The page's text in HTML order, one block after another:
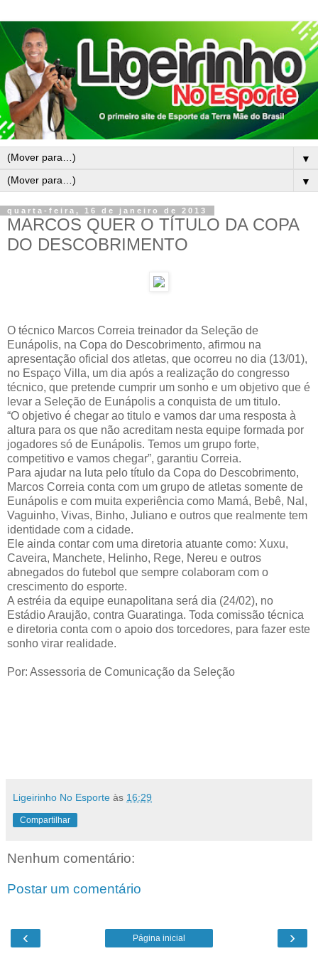
▼
▼
quarta-feira, 16 de janeiro de 2013
MARCOS QUER O TÍTULO DA COPA
DO DESCOBRIMENTO
O técnico Marcos Correia treinador da Seleção de
Eunápolis, na Copa do Descobrimento, afirmou na
apresentação oficial dos atletas, que ocorreu no dia (13/01),
no Espaço Villa, um dia após a realização do congresso
técnico, que pretende cumprir um sonho e um objetivo que é
levar a Seleção de Eunápolis a conquista de um titulo.
“O objetivo é chegar ao titulo e vamos dar uma resposta à
altura para os que não acreditam nesta equipe formada por
jogadores só de Eunápolis. Temos um grupo forte,
competitivo e vamos chegar”, garantiu Correia.
Para ajudar na luta pelo título da Copa do Descobrimento,
Marcos Correia conta com um grupo de atletas somente de
Eunápolis e com muita experiência como Mamá, Bebê, Nal,
Vaguinho, Vivas, Binho, Juliano e outros que realmente tem
identidade com a cidade.
Ele ainda contar com uma diretoria atuante como: Xuxu,
Caveira, Manchete, Helinho, Rege, Nereu e outros
abnegados do futebol que sempre colaboram com o
crescimento do esporte.
A estréia da equipe eunapolitana será dia (24/02), no
Estádio Araujão, contra Guaratinga. Toda comissão técnica
e diretoria conta com o apoio dos torcedores, para fazer este
sonho virar realidade.
Por: Assessoria de Comunicação da Seleção
Ligeirinho No Esporte às 16:29
Compartilhar
Nenhum comentário:
Postar um comentário
‹ ›
Página inicial